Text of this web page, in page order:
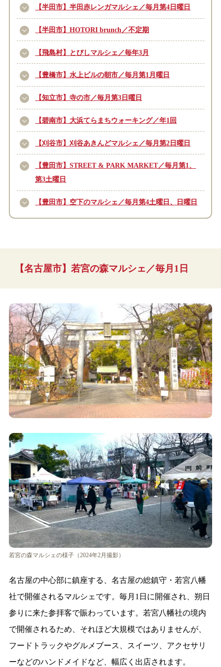
【半田市】半田赤レンガマルシェ／毎月第4日曜日
【半田市】HOTORI brunch／不定期
【飛島村】とびしマルシェ／毎年3月
【豊橋市】水上ビルの朝市／毎月第1月曜日
【知立市】寺の市／毎月第3日曜日
【碧南市】大浜てらまちウォーキング／年1回
【刈谷市】刈谷あきんどマルシェ／毎月第2日曜日
【豊田市】STREET & PARK MARKET／毎月第1、
第3土曜日
【豊田市】空下のマルシェ／毎月第4土曜日、日曜日
【名古屋市】若宮の森マルシェ／毎月1日
若宮の森マルシェの様子（2024年2月撮影）
名古屋の中心部に鎮座する、名古屋の総鎮守・若宮八幡
社で開催されるマルシェです。毎月1日に開催され、朔日
参りに来た参拝客で賑わっています。若宮八幡社の境内
で開催されるため、それほど大規模ではありませんが、
フードトラックやグルメブース、スイーツ、アクセサリ
ーなどのハンドメイドなど、幅広く出店されます。